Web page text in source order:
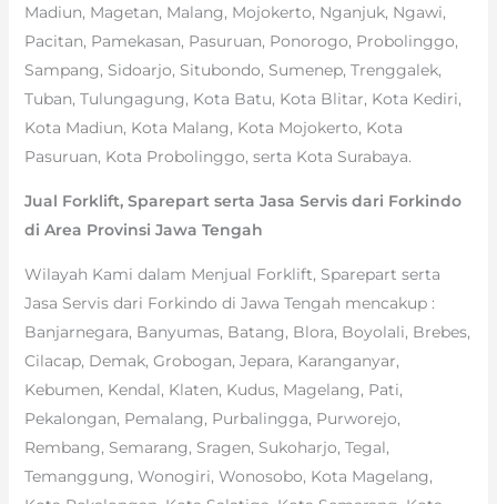
Madiun, Magetan, Malang, Mojokerto, Nganjuk, Ngawi,
Pacitan, Pamekasan, Pasuruan, Ponorogo, Probolinggo,
Sampang, Sidoarjo, Situbondo, Sumenep, Trenggalek,
Tuban, Tulungagung, Kota Batu, Kota Blitar, Kota Kediri,
Kota Madiun, Kota Malang, Kota Mojokerto, Kota
Pasuruan, Kota Probolinggo, serta Kota Surabaya.
Jual Forklift, Sparepart serta Jasa Servis dari Forkindo
di Area Provinsi Jawa Tengah
Wilayah Kami dalam Menjual Forklift, Sparepart serta
Jasa Servis dari Forkindo di Jawa Tengah mencakup :
Banjarnegara, Banyumas, Batang, Blora, Boyolali, Brebes,
Cilacap, Demak, Grobogan, Jepara, Karanganyar,
Kebumen, Kendal, Klaten, Kudus, Magelang, Pati,
Pekalongan, Pemalang, Purbalingga, Purworejo,
Rembang, Semarang, Sragen, Sukoharjo, Tegal,
Temanggung, Wonogiri, Wonosobo, Kota Magelang,